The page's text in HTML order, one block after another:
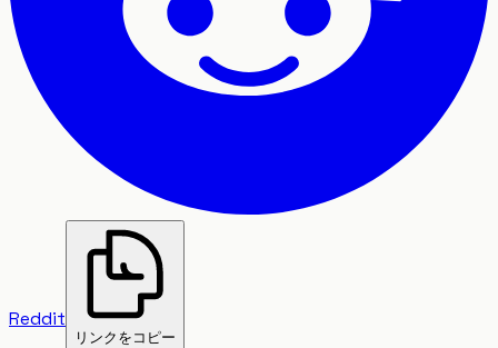
Reddit
リンクをコピー